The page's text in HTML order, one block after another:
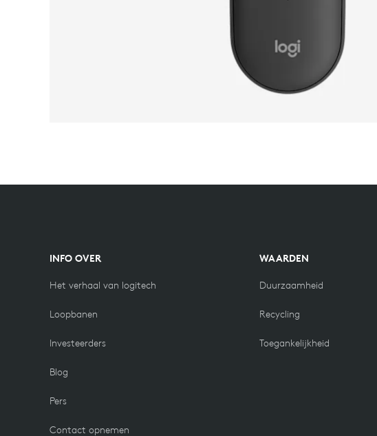
INFO OVER
Het verhaal van logitech
Loopbanen
Investeerders
Blog
Pers
Contact opnemen
WAARDEN
Duurzaamheid
Recycling
Toegankelijkheid